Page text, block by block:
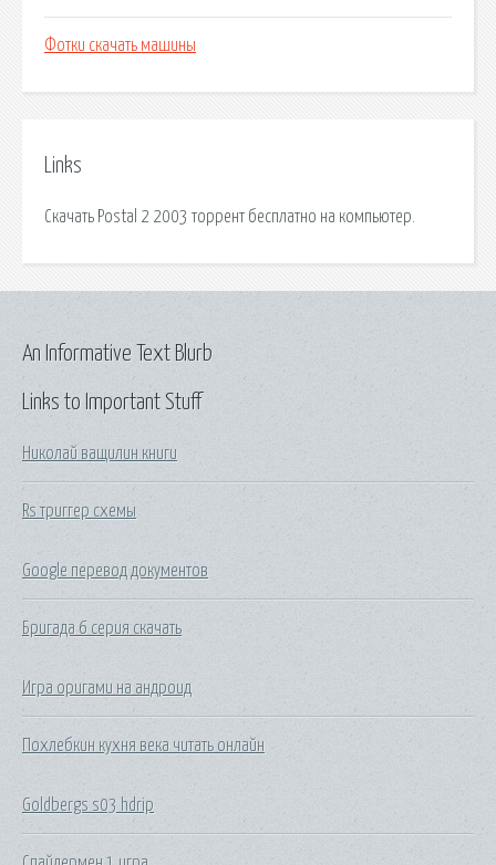
Фотки скачать машины
Links
Скачать Postal 2 2003 торрент бесплатно на компьютер.
Links to Important Stuff
Николай ващилин книги
Rs триггер схемы
Google перевод документов
Бригада 6 серия скачать
Игра оригами на андроид
Похлебкин кухня века читать онлайн
Goldbergs s03 hdrip
An Informative Text Blurb